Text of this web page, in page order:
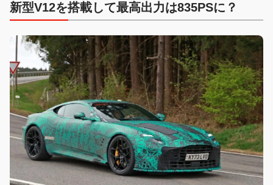
新型V12を搭載して最高出力は835PSに？